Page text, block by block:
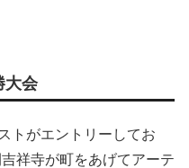
大会
トがエントリーしてお
祥寺が町をあげてアーテ